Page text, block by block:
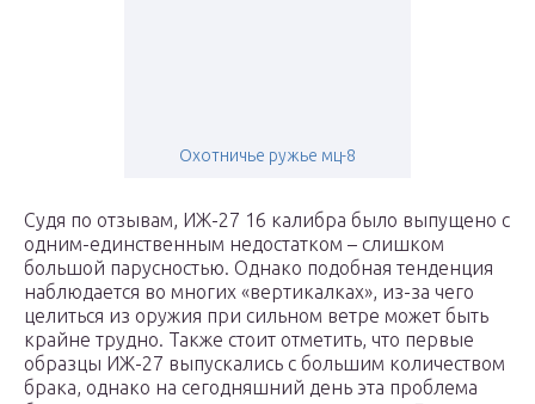
Охотничье ружье мц-8
Судя по отзывам, ИЖ-27 16 калибра было выпущено с
одним-единственным недостатком – слишком
большой парусностью. Однако подобная тенденция
наблюдается во многих «вертикалках», из-за чего
целиться из оружия при сильном ветре может быть
крайне трудно. Также стоит отметить, что первые
образцы ИЖ-27 выпускались с большим количеством
брака, однако на сегодняшний день эта проблема